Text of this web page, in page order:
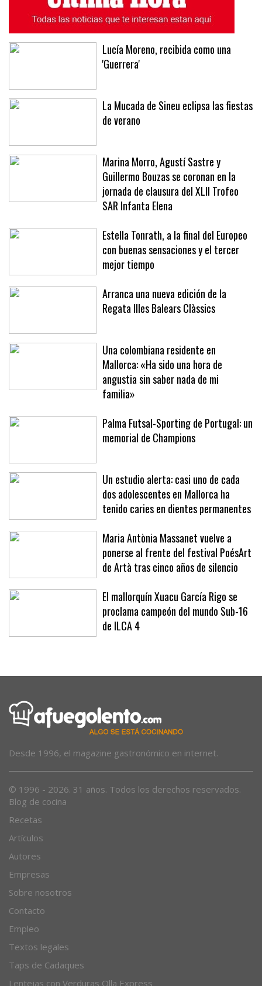
Lucía Moreno, recibida como una
'Guerrera'
La Mucada de Sineu eclipsa las fiestas
de verano
Marina Morro, Agustí Sastre y
Guillermo Bouzas se coronan en la
jornada de clausura del XLII Trofeo
SAR Infanta Elena
Estella Tonrath, a la final del Europeo
con buenas sensaciones y el tercer
mejor tiempo
Arranca una nueva edición de la
Regata Illes Balears Clàssics
Una colombiana residente en
Mallorca: «Ha sido una hora de
angustia sin saber nada de mi
familia»
Palma Futsal-Sporting de Portugal: un
memorial de Champions
Un estudio alerta: casi uno de cada
dos adolescentes en Mallorca ha
tenido caries en dientes permanentes
Maria Antònia Massanet vuelve a
ponerse al frente del festival PoésArt
de Artà tras cinco años de silencio
El mallorquín Xuacu García Rigo se
proclama campeón del mundo Sub-16
de ILCA 4
Desde 1996, el magazine gastronómico en internet.
© 1996 - 2026. 31 años. Todos los derechos reservados.
Blog de cocina
Recetas
Artículos
Autores
Empresas
Sobre nosotros
Contacto
Empleo
Textos legales
Taps de Cadaques
Lentejas con Verduras Olla Express